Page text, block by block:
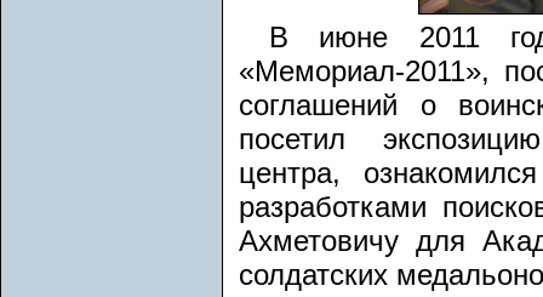
В июне 2011
«Мемориал-2011»,
соглашений о
посетил
центра,
разработками
Ахметовичу для
солдатских